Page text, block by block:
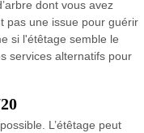
dont vous avez
pas une issue pour guérir
si l'étêtage semble le
services alternatifs pour
L’étêtage peut